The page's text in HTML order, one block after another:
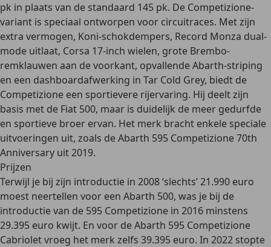
pk in plaats van de standaard 145 pk. De Competizione-
variant is speciaal ontworpen voor circuitraces. Met zijn
extra vermogen, Koni-schokdempers, Record Monza dual-
mode uitlaat, Corsa 17-inch wielen, grote Brembo-
remklauwen aan de voorkant, opvallende Abarth-striping
en een dashboardafwerking in Tar Cold Grey, biedt de
Competizione een sportievere rijervaring. Hij deelt zijn
basis met de Fiat 500, maar is duidelijk de meer gedurfde
en sportieve broer ervan. Het merk bracht enkele speciale
uitvoeringen uit, zoals de Abarth 595 Competizione 70th
Anniversary uit 2019.
Prijzen
Terwijl je bij zijn introductie in 2008 ‘slechts’ 21.990 euro
moest neertellen voor een Abarth 500, was je bij de
introductie van de 595 Competizione in 2016 minstens
29.395 euro kwijt. En voor de Abarth 595 Competizione
Cabriolet vroeg het merk zelfs 39.395 euro. In 2022 stopte